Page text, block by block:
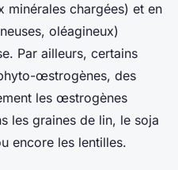
minérales chargées) et en
oléagineux)
Par ailleurs, certains
œstrogènes, des
les œstrogènes
les graines de lin, le soja
encore les lentilles.